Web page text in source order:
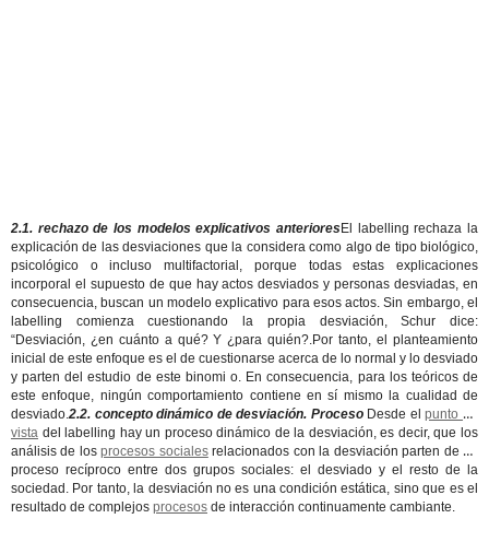
2.1. rechazo de los modelos explicativos anterioresEl labelling rechaza la
explicación de las desviaciones que la considera como algo de tipo biológico,
psicológico o incluso multifactorial, porque todas estas explicaciones
incorporal el supuesto de que hay actos desviados y personas desviadas, en
consecuencia, buscan un modelo explicativo para esos actos. Sin embargo, el
labelling comienza cuestionando la propia desviación, Schur dice:
“Desviación, ¿en cuánto a qué? Y ¿para quién?.Por tanto, el planteamiento
inicial de este enfoque es el de cuestionarse acerca de lo normal y lo desviado
y parten del estudio de este binomi o. En consecuencia, para los teóricos de
este enfoque, ningún comportamiento contiene en sí mismo la cualidad de
desviado.2.2. concepto dinámico de desviación. Proceso Desde elpunto de
vista del labelling hay un proceso dinámico de la desviación, es decir, que los
análisis de losprocesos socialesrelacionados con la desviación parten de un
proceso recíproco entre dos grupos sociales: el desviado y el resto de la
sociedad. Por tanto, la desviación no es una condición estática, sino que es el
resultado de complejos procesos de interacción continuamente cambiante.